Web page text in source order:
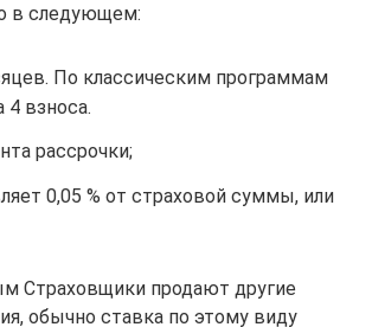
в следующем:
По классическим программам
4 взноса.
рассрочки;
0,05 % от страховой суммы, или
Страховщики продают другие
обычно ставка по этому виду